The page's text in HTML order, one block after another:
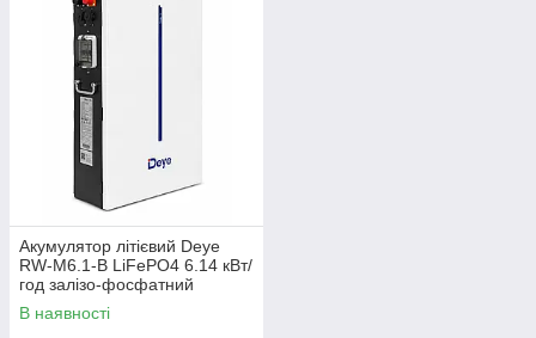
Акумулятор літієвий Deye
RW-M6.1-B LiFePO4 6.14 кВт/
год залізо-фосфатний
В наявності